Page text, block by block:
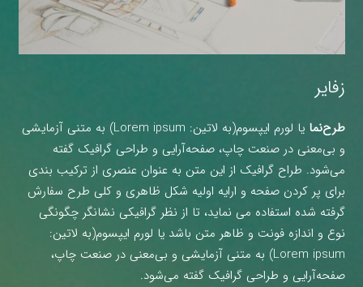
زفایر
طرح‌نما
یا لورم ایپسوم(به لاتین: Lorem ipsum) به متنی آزمایشی
و بی‌معنی در صنعت چاپ، صفحه‌آرایی و طراحی گرافیک گفته
می‌شود. طراح گرافیک از این متن به عنوان عنصری از ترکیب بندی
برای پر کردن صفحه و ارایه اولیه شکل ظاهری و کلی طرح سفارش
گرفته شده استفاده می نماید، تا از نظر گرافیکی نشانگر چگونگی
نوع و اندازه فونت و ظاهر متن باشد یا لورم ایپسوم(به لاتین:
Lorem ipsum) به متنی آزمایشی و بی‌معنی در صنعت چاپ،
صفحه‌آرایی و طراحی گرافیک گفته می‌شود.